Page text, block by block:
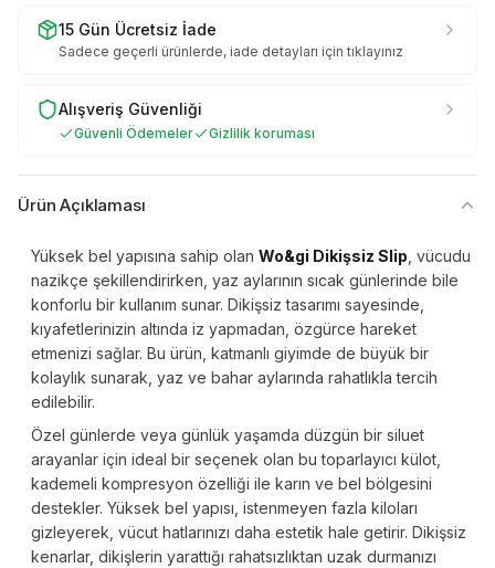
15 Gün Ücretsiz İade
Sadece geçerli ürünlerde, iade detayları için tıklayınız
Alışveriş Güvenliği
Güvenli Ödemeler Gizlilik koruması
Ürün Açıklaması
Yüksek bel yapısına sahip olan Wo&gi Dikişsiz Slip , vücudu
nazikçe şekillendirirken, yaz aylarının sıcak günlerinde bile
konforlu bir kullanım sunar. Dikişsiz tasarımı sayesinde,
kıyafetlerinizin altında iz yapmadan, özgürce hareket
etmenizi sağlar. Bu ürün, katmanlı giyimde de büyük bir
kolaylık sunarak, yaz ve bahar aylarında rahatlıkla tercih
edilebilir.
Özel günlerde veya günlük yaşamda düzgün bir siluet
arayanlar için ideal bir seçenek olan bu toparlayıcı külot,
kademeli kompresyon özelliği ile karın ve bel bölgesini
destekler. Yüksek bel yapısı, istenmeyen fazla kiloları
gizleyerek, vücut hatlarınızı daha estetik hale getirir. Dikişsiz
kenarlar, dikişlerin yarattığı rahatsızlıktan uzak durmanızı